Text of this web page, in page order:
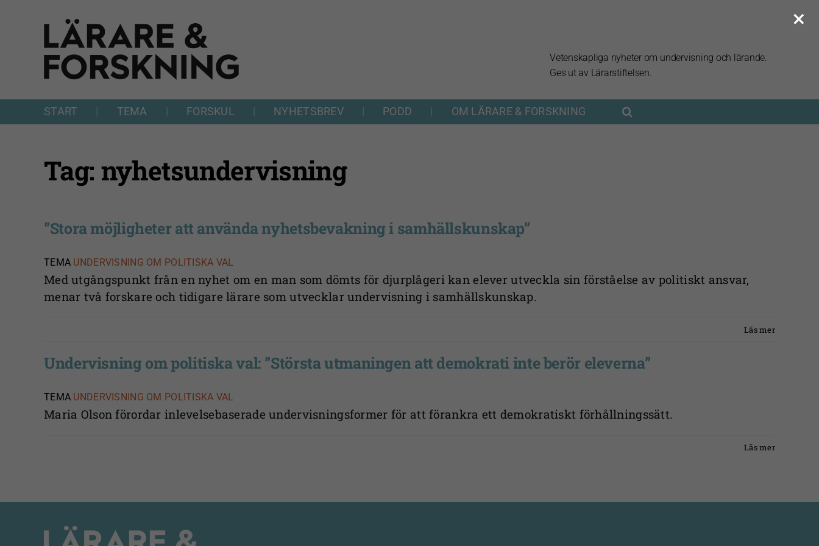
innehållet
Vetenskapliga nyheter om undervisning och lärande.
Ges ut av Lärarstiftelsen.
START TEMA FORSKUL NYHETSBREV PODD OM LÄRARE & FORSKNING
Tag: nyhetsundervisning
”Stora möjligheter att använda nyhetsbevakning i samhällskunskap”
TEMA UNDERVISNING OM POLITISKA VAL
Med utgångspunkt från en nyhet om en man som dömts för djurplågeri kan elever utveckla sin förståelse av politiskt ansvar,
menar två forskare och tidigare lärare som utvecklar undervisning i samhällskunskap.
Läs mer
Undervisning om politiska val: ”Största utmaningen att demokrati inte berör eleverna”
TEMA UNDERVISNING OM POLITISKA VAL
Maria Olson förordar inlevelsebaserade undervisningsformer för att förankra ett demokratiskt förhållningssätt.
Läs mer
×